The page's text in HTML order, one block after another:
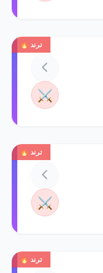
ترند 🔥
⚔️
ترند 🔥
⚔️
ترند 🔥